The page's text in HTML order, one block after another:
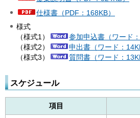
仕様書（PDF：168KB）
様式
（様式1）
参加申込書（ワード：
（様式2）
申出書（ワード：
（様式3）
質問書（ワード：
スケジュール
項目